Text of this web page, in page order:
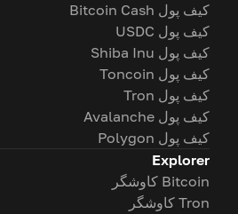
کیف پول Bitcoin Cash
کیف پول USDC
کیف پول Shiba Inu
کیف پول Toncoin
کیف پول Tron
کیف پول Avalanche
کیف پول Polygon
Explorer
Bitcoin کاوشگر
Tron کاوشگر